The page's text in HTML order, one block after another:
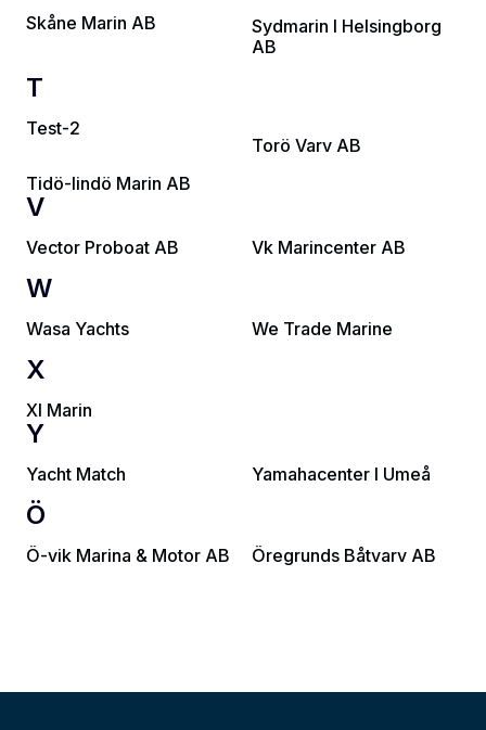
Skåne Marin AB
Sydmarin I Helsingborg
AB
T
Test-2
Tidö-lindö Marin AB
Torö Varv AB
V
Vector Proboat AB Vk Marincenter AB
W
Wasa Yachts We Trade Marine
X
Xl Marin
Y
Yacht Match Yamahacenter I Umeå
Ö
Ö-vik Marina & Motor AB Öregrunds Båtvarv AB